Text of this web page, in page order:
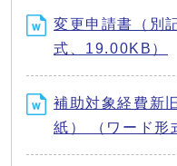
変更申請書（別
式、19.00KB）
補助対象経費新
紙） （ワード形